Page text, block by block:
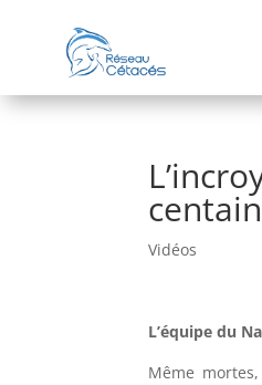
Vidéos
L’équipe du
Même